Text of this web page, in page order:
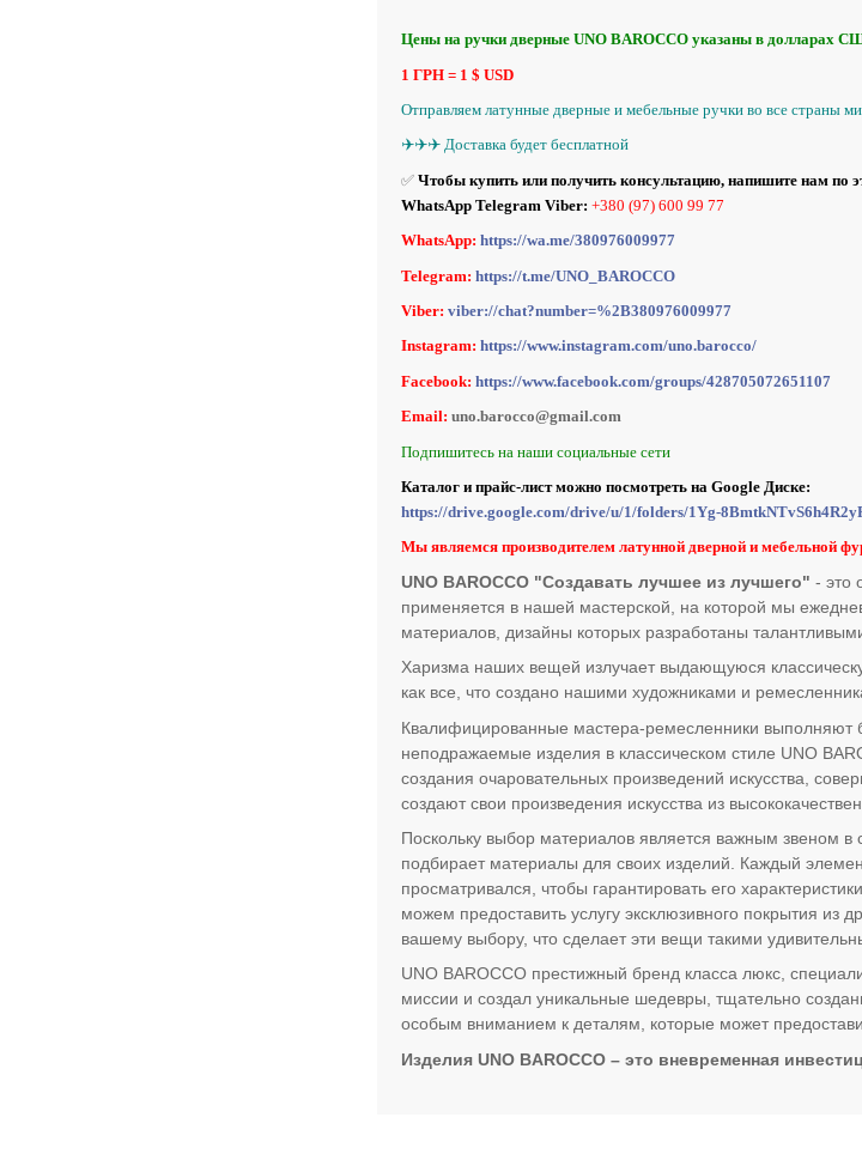
Цены на ручки дверные UNO BAROCCO указаны в долларах
1 ГРН = 1 $ USD
Отправляем латунные дверные и мебельные ручки во все страны
✈️✈️✈️ Доставка будет бесплатной
✅ Чтобы купить или получить консультацию, напишите нам по
WhatsApp Telegram Viber: +380 (97) 600 99 77
WhatsApp: https://wa.me/380976009977
Telegram: https://t.me/UNO_BAROCCO
Viber: viber://chat?number=%2B380976009977
Instagram: https://www.instagram.com/uno.barocco/
Facebook: https://www.facebook.com/groups/428705072651107
Email: uno.barocco@gmail.com
Подпишитесь на наши социальные сети
Каталог и прайс-лист можно посмотреть на Google Диске:
https://drive.google.com/drive/u/1/folders/1Yg-
Мы являемся производителем латунной дверной и мебельной
UNO BAROCCO "Создавать лучшее из лучшего" - это
применяется в нашей мастерской, на которой мы
материалов, дизайны которых разработаны
Харизма наших вещей излучает выдающуюся
как все, что создано нашими художниками и
Квалифицированные мастера-ремесленники выполняют
неподражаемые изделия в классическом стиле UNO
создания очаровательных произведений искусства,
создают свои произведения искусства из
Поскольку выбор материалов является важным звеном в
подбирает материалы для своих изделий. Каждый
просматривался, чтобы гарантировать его
можем предоставить услугу эксклюзивного покрытия из
вашему выбору, что сделает эти вещи такими
UNO BAROCCO престижный бренд класса люкс,
миссии и создал уникальные шедевры, тщательно
особым вниманием к деталям, которые может
Изделия UNO BAROCCO – это вневременная